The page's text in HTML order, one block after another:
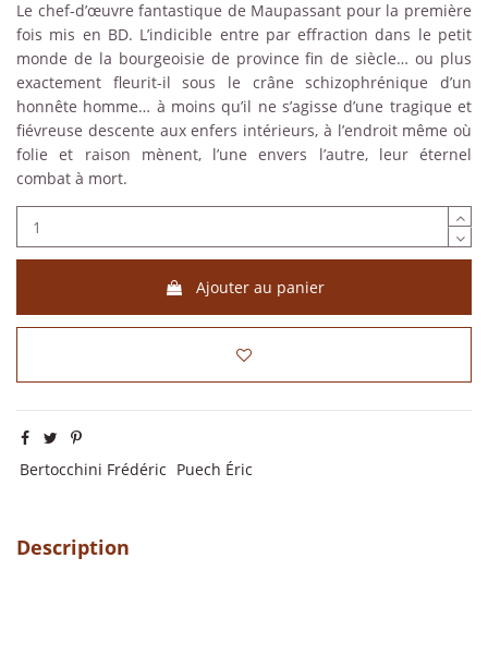
Le chef-d’œuvre fantastique de Maupassant pour la première
fois mis en BD. L’indicible entre par effraction dans le petit
monde de la bourgeoisie de province fin de siècle… ou plus
exactement fleurit-il sous le crâne schizophrénique d’un
honnête homme… à moins qu’il ne s’agisse d’une tragique et
fiévreuse descente aux enfers intérieurs, à l’endroit même où
folie et raison mènent, l’une envers l’autre, leur éternel
combat à mort.
Ajouter au panier
Bertocchini Frédéric Puech Éric
Description